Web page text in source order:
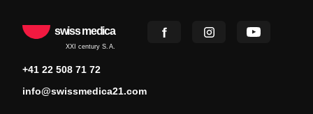
swiss medica
XXI century S.A.
+41 22 508 71 72
info@swissmedica21.com